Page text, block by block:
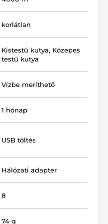
kerítésprofi,
rögzített vevőegység
megtanulja felismerni a
kétféle korrekciójának
korlátlan
Kistestű kutya, Közepes
testű kutya
Vízbe meríthető
1 hónap
USB töltés
Hálózati adapter
8
74 g